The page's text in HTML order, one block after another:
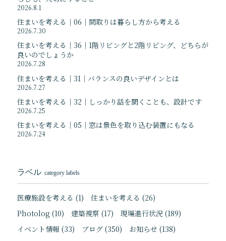
2026.8.1
住まいを考える｜06｜間取りは暮らし方から考える
2026.7.30
住まいを考える｜36｜1階リビングと2階リビング、どちらが
良いのでしょうか
2026.7.28
住まいを考える｜31｜バランスの良いデザインとは
2026.7.27
住まいを考える｜32｜しっかり話を聞くことも、設計です
2026.7.25
住まいを考える｜05｜窓は景色を取り込む装置にもなる
2026.7.24
ラベル category labels
医療施設を考える (1) 住まいを考える (26)
Photolog (10) 建築視察 (17) 現場進行状況 (189)
イベント情報 (33) ブログ(350) お知らせ (138)